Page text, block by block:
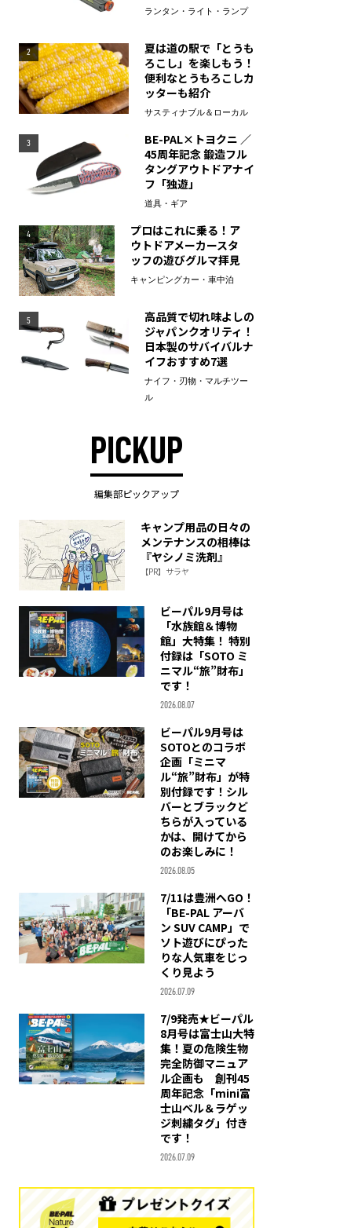
ランタン・ライト・ランプ
2
夏は道の駅で「とうも
ろこし」を楽しもう！
便利なとうもろこしカ
ッターも紹介
サスティナブル＆ローカル
3
BE-PAL×トヨクニ ／
45周年記念 鍛造フル
タングアウトドアナイ
フ「独遊」
道具・ギア
4
プロはこれに乗る！ア
ウトドアメーカースタ
ッフの遊びグルマ拝見
キャンピングカー・車中泊
5
高品質で切れ味よしの
ジャパンクオリティ！
日本製のサバイバルナ
イフおすすめ7選
ナイフ・刃物・マルチツー
ル
PICKUP
編集部ピックアップ
キャンプ用品の日々の
メンテナンスの相棒は
『ヤシノミ洗剤』
【PR】サラヤ
ビーパル9月号は
「水族館＆博物
館」大特集！ 特別
付録は「SOTO ミ
ニマル“旅”財布」
です！
2026.08.07
ビーパル9月号は
SOTOとのコラボ
企画「ミニマ
ル“旅”財布」が特
別付録です！シル
バーとブラックど
ちらが入っている
かは、開けてから
のお楽しみに！
2026.08.05
7/11は豊洲へGO！
「BE-PAL アーバ
ン SUV CAMP」で
ソト遊びにぴった
りな人気車をじっ
くり見よう
2026.07.09
7/9発売★ビーパル
8月号は富士山大特
集！夏の危険生物
完全防御マニュア
ル企画も 創刊45
周年記念「mini富
士山ベル＆ラゲッ
ジ刺繍タグ」付き
です！
2026.07.09